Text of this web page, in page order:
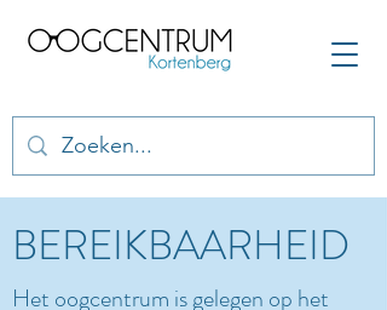
BEREIKBAARHEID
Het oogcentrum is gelegen op het